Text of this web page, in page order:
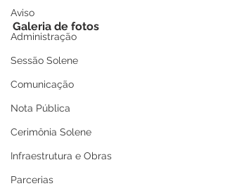
Aviso
Administração
Sessão Solene
Comunicação
Nota Pública
Cerimônia Solene
Infraestrutura e Obras
Parcerias
Galeria de fotos